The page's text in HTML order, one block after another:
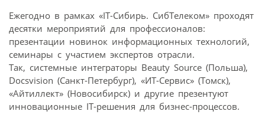
Ежегодно в рамках «IT-Сибирь. СибТелеком» проходят
десятки мероприятий для профессионалов:
презентации новинок информационных технологий,
семинары с участием экспертов отрасли.
Так, системные интеграторы Beauty Source (Польша),
Docsvision (Санкт-Петербург), «ИТ-Сервис» (Томск),
«Айтиллект» (Новосибирск) и другие презентуют
инновационные IT-решения для бизнес-процессов.